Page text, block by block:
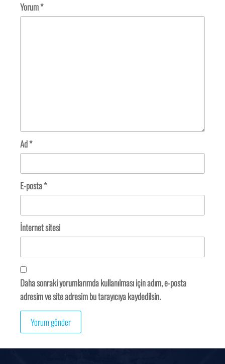
Yorum*
Ad*
E-posta*
İnternet sitesi
Daha sonraki yorumlarımda kullanılması için adım, e-posta
adresim ve site adresim bu tarayıcıya kaydedilsin.